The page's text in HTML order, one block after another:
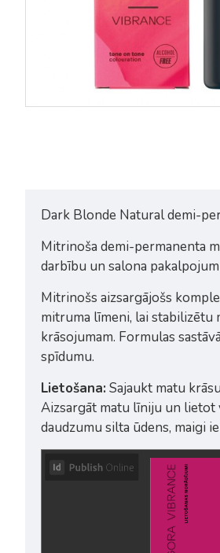
Dark Blonde Natural demi-
Mitrinoša demi-permanenta
darbību un salona
Mitrinošs aizsargājošs
mitruma līmeni, lai stabilizētu
krāsojumam. Formulas
spīdumu.
Lietošana: Sajaukt matu
Aizsargāt matu līniju un lietot
daudzumu silta ūdens, maigi